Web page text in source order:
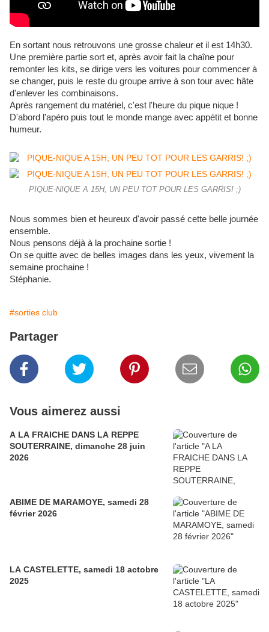
En sortant nous retrouvons une grosse chaleur et il est 14h30.
Une première partie sort et, après avoir fait la chaîne pour
remonter les kits, se dirige vers les voitures pour commencer à
se changer, puis le reste du groupe arrive à son tour avec hâte
d'enlever les combinaisons.
Après rangement du matériel, c'est l'heure du pique nique !
D'abord l'apéro puis tout le monde mange avec appétit et bonne
humeur.
PIQUE-NIQUE A 15H, UN PEU TOT POUR LES GARRIS! ;)
Nous sommes bien et heureux d'avoir passé cette belle journée
ensemble.
Nous pensons déjà à la prochaine sortie !
On se quitte avec de belles images dans les yeux, vivement la
semaine prochaine !
Stéphanie.
#sorties club
Partager
Vous aimerez aussi
A LA FRAICHE DANS LA REPPE
SOUTERRAINE, dimanche 28 juin
2026
ABIME DE MARAMOYE, samedi 28
février 2026
LA CASTELETTE, samedi 18 actobre
2025